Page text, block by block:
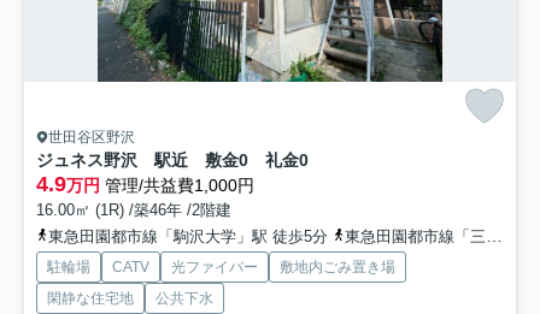
世田谷区野沢
ジュネス野沢 駅近 敷金0 礼金0
4.9万円 管理/共益費1,000円
16.00㎡ (1R) /築46年 /2階建
東急田園都市線「駒沢大学」駅 徒歩5分
東急田園都市線「三軒茶屋」駅 徒歩15分
駐輪場 CATV 光ファイバー
敷地内ごみ置き場
閑静な住宅地
公共下水